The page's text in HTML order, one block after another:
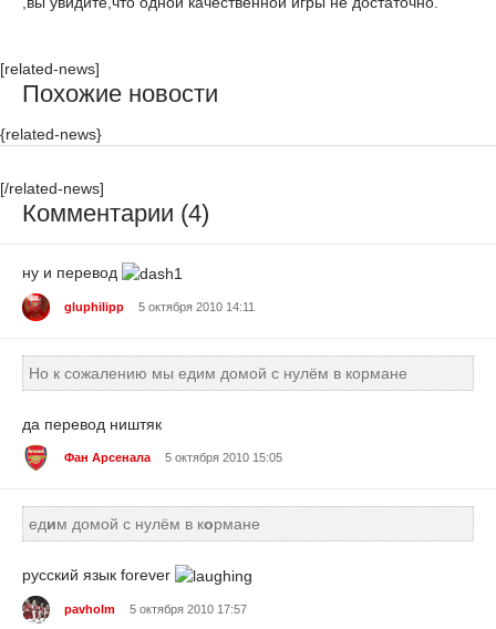
[related-news]
Похожие новости
{related-news}
[/related-news]
Комментарии (4)
ну и перевод
gluphilipp 5 октября 2010 14:11
Но к сожалению мы едим домой с нулём в кормане
да перевод ништяк
Фан Арсенала 5 октября 2010 15:05
едим домой с нулём в кормане
русский язык forever
pavholm 5 октября 2010 17:57